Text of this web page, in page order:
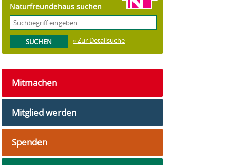
Naturfreundehaus suchen
» Zur Detailsuche
Mitmachen
Mitglied werden
Spenden